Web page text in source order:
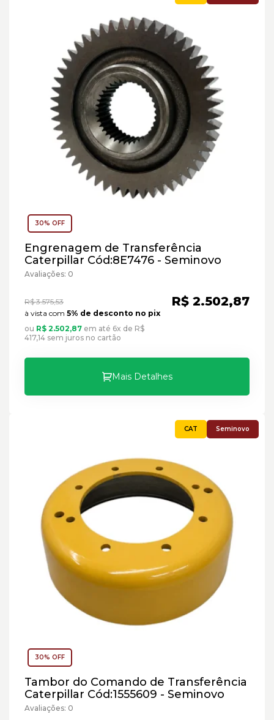
30% OFF
Engrenagem de Transferência
Caterpillar Cód:8E7476 - Seminovo
Avaliações: 0
R$ 3.575,53 R$ 2.502,87
à vista com 5% de desconto no pix
ou R$ 2.502,87 em até 6x de R$
417,14 sem juros no cartão
Mais Detalhes
Seminovo
30% OFF
Tambor do Comando de Transferência
Caterpillar Cód:1555609 - Seminovo
Avaliações: 0